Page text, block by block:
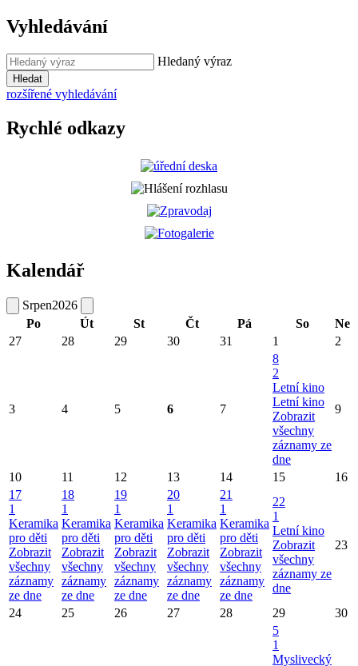
Vyhledávání
Hledaný výraz
Hledat
rozšířené vyhledávání
Rychlé odkazy
Kalendář
Srpen2026
Po
Út St Čt Pá So
Ne
27
28 29 30 31 1 2
3 4 5 6 7
8
2
Letní kino
Letní kino
Zobrazit
všechny
záznamy ze
dne
9
10 11 12 13 14 15
16
17
1
Keramika
pro děti
Zobrazit
všechny
záznamy
ze dne
18
1
Keramika
pro děti
Zobrazit
všechny
záznamy
ze dne
19
1
Keramika
pro děti
Zobrazit
všechny
záznamy
ze dne
20
1
Keramika
pro děti
Zobrazit
všechny
záznamy
ze dne
21
1
Keramika
pro děti
Zobrazit
všechny
záznamy
ze dne
22
1
Letní kino
Zobrazit
všechny
záznamy ze
dne
23
24 25 26 27 28 29
30
5
1
Myslivecký